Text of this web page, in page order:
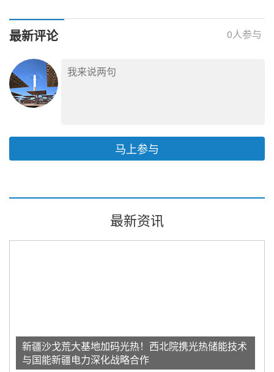
最新评论 0人参与
马上参与
最新资讯
新疆沙戈荒大基地加码光热！西北院携光热储能技术
与国能新疆电力深化战略合作